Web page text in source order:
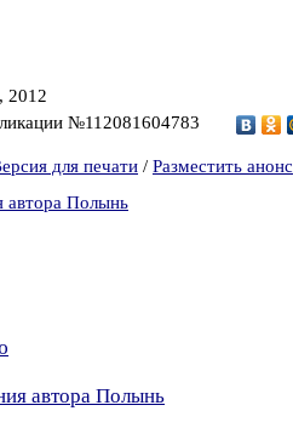
, 2012
№112081604783
для печати / Разместить анонс
автора Полынь
автора Полынь